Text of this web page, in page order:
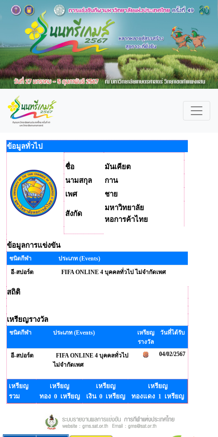
ข้อมูลทั่วไป
ชื่อ
มันเคียต
นามสกุล
กาน
เพศ
ชาย
สังกัด
มหาวิทยาลัย
หอการค้าไทย
ข้อมูลการแข่งขัน
ชนิดกีฬา
ประเภท (Events)
อี-สปอร์ต
FIFA ONLINE 4 บุคคลทั่วไป ไม่จำกัดเพศ
สถิติ
เหรียญรางวัล
ชนิดกีฬา ประเภท (Events)
เหรียญ
รางวัล
วันที่ได้รับ
อี-สปอร์ต
FIFA ONLINE 4 บุคคลทั่วไป
ไม่จำกัดเพศ
04/02/2567
เหรียญ
รวม
เหรียญ
ทอง 0 เหรียญ
เหรียญ
เงิน 0 เหรียญ
เหรียญ
ทองแดง 1 เหรียญ